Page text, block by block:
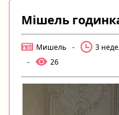
Міста:
Мішель
Мишель - 3
-
26